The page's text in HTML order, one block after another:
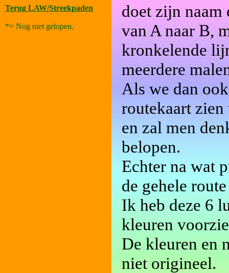
Terug LAW/Streekpaden
*= Nog niet gelopen.
doet zijn naam
van A naar B,
kronkelende
meerdere
Als we dan
routekaart
en zal men
belopen.
Echter na wat
de gehele
Ik heb deze 6
kleuren
De kleuren en
niet origineel.